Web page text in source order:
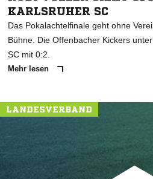
KARLSRUHER SC
Das Pokalachtelfinale geht ohne
Bühne. Die Offenbacher Kickers
SC mit 0:2.
Mehr lesen
LANDESVERBAND